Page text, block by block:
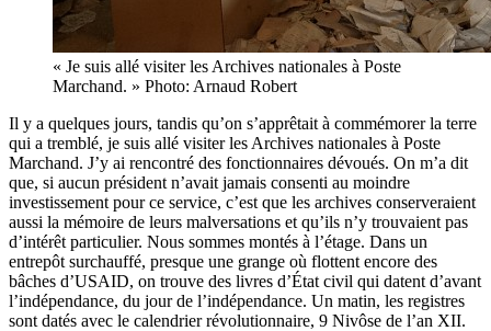
« Je suis allé visiter les Archives nationales à Poste
Marchand. » Photo: Arnaud Robert
Il y a quelques jours, tandis qu’on s’apprêtait à commémorer la terre
qui a tremblé, je suis allé visiter les Archives nationales à Poste
Marchand. J’y ai rencontré des fonctionnaires dévoués. On m’a dit
que, si aucun président n’avait jamais consenti au moindre
investissement pour ce service, c’est que les archives conserveraient
aussi la mémoire de leurs malversations et qu’ils n’y trouvaient pas
d’intérêt particulier. Nous sommes montés à l’étage. Dans un
entrepôt surchauffé, presque une grange où flottent encore des
bâches d’USAID, on trouve des livres d’État civil qui datent d’avant
l’indépendance, du jour de l’indépendance. Un matin, les registres
sont datés avec le calendrier révolutionnaire, 9 Nivôse de l’an XII.